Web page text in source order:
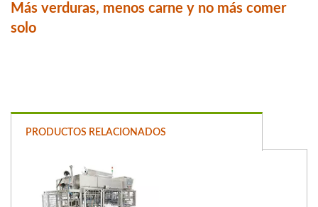
Más verduras, menos carne y no más comer
solo
PRODUCTOS RELACIONADOS